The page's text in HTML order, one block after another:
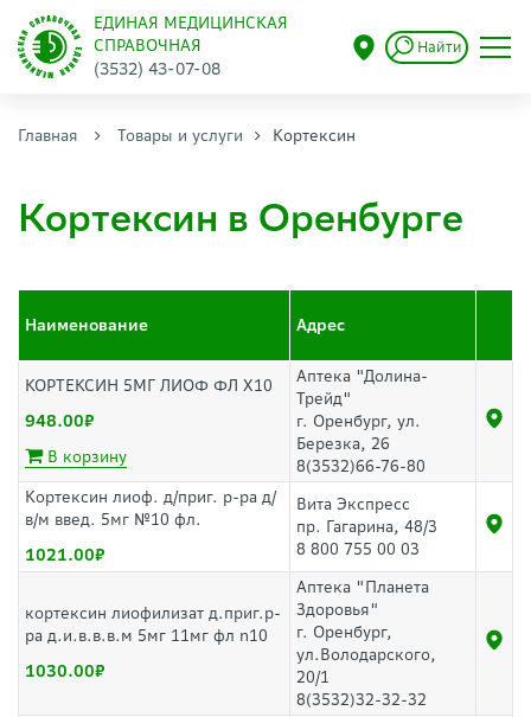
ЕДИНАЯ МЕДИЦИНСКАЯ
СПРАВОЧНАЯ
(3532) 43-07-08
Найти
Главная Товары и услуги Кортексин
Кортексин в Оренбурге
Наименование Адрес
КОРТЕКСИН 5МГ ЛИОФ ФЛ Х10
948.00
В корзину
Аптека "Долина-
Трейд"
г. Оренбург, ул.
Березка, 26
8(3532)66-76-80
Кортексин лиоф. д/приг. р-ра д/
в/м введ. 5мг №10 фл.
1021.00
Вита Экспресс
пр. Гагарина, 48/3
8 800 755 00 03
кортексин лиофилизат д.приг.р-
ра д.и.в.в.в.м 5мг 11мг фл n10
1030.00
Аптека "Планета
Здоровья"
г. Оренбург,
ул.Володарского,
20/1
8(3532)32-32-32